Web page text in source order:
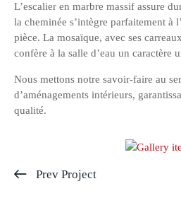
L’escalier en marbre massif assure
la cheminée s’intègre parfaitement à
pièce. La mosaïque, avec ses
confère à la salle d’eau un caractère
Nous mettons notre savoir-faire au
d’aménagements intérieurs,
qualité.
Prev Project